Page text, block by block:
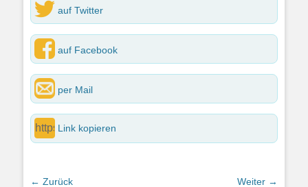
auf Twitter
auf Facebook
per Mail
Link kopieren
Beitragsnavigation
← Zurück
Weiter →